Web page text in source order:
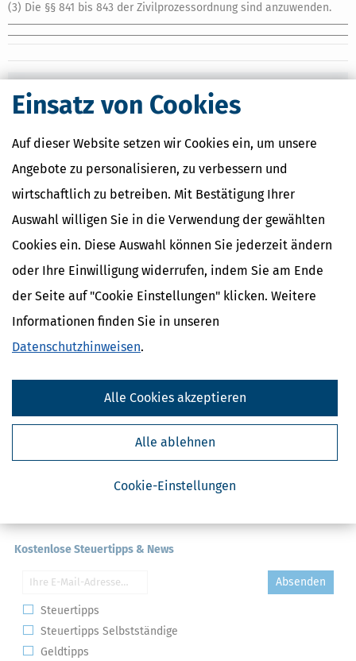
Einsatz von Cookies
Auf dieser Website setzen wir Cookies ein, um unsere
Angebote zu personalisieren, zu verbessern und
wirtschaftlich zu betreiben. Mit Bestätigung Ihrer
Auswahl willigen Sie in die Verwendung der gewählten
Cookies ein. Diese Auswahl können Sie jederzeit ändern
oder Ihre Einwilligung widerrufen, indem Sie am Ende
der Seite auf "Cookie Einstellungen" klicken. Weitere
Informationen finden Sie in unseren
Datenschutzhinweisen.
Cookie-Einstellungen
Alle ablehnen
Alle Cookies akzeptieren
(3) Die §§ 841 bis 843 der Zivilprozessordnung sind anzuwenden.
Ähnliche Themen
Finanzamt & Formalitäten
Erben, Vererben & Schenken
Verwandte Lexikon-Begriffe
Kapitalertragsteuer Freibetrag -
Definition und Erklärung
CO2-Steuer - Was ist das?
Kapitalertragsteuer - Definition und
Erklärung
NACHDiGAL
Kostenlose Steuertipps & News
Absenden
Steuertipps
Steuertipps Selbstständige
Geldtipps